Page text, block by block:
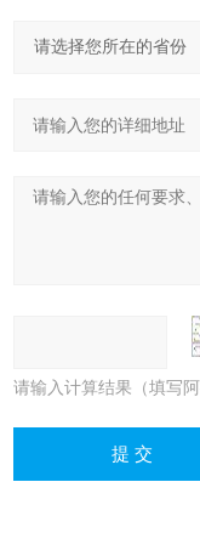
请输入计算结果（填写